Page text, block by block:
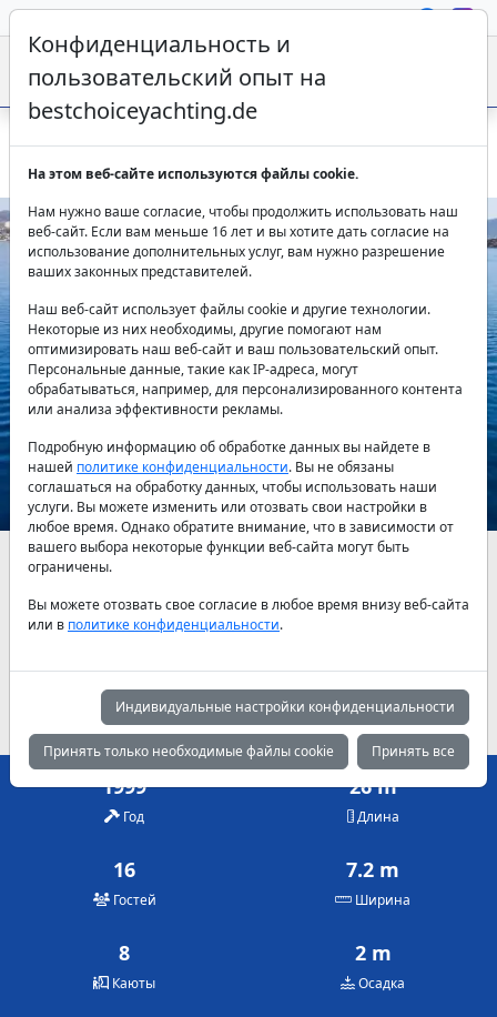
Гулет Halil Aga 1 в Бодруме – аренда с 8 каютами
Previous Next
Наличие и актуальные цены по договоренности
Май
950 €
Июнь
1,300 €
Июль
2,050 € 1,500 € 1,125 €
1999
Год
26 m
Длина
16
Гостей
7.2 m
Ширина
8
Каюты
2 m
Осадка
Конфиденциальность и
пользовательский опыт на
bestchoiceyachting.de
На этом веб-сайте используются файлы cookie.
Нам нужно ваше согласие, чтобы продолжить использовать наш
веб-сайт. Если вам меньше 16 лет и вы хотите дать согласие на
использование дополнительных услуг, вам нужно разрешение
ваших законных представителей.
Наш веб-сайт использует файлы cookie и другие технологии.
Некоторые из них необходимы, другие помогают нам
оптимизировать наш веб-сайт и ваш пользовательский опыт.
Персональные данные, такие как IP-адреса, могут
обрабатываться, например, для персонализированного контента
или анализа эффективности рекламы.
Подробную информацию об обработке данных вы найдете в
нашей политике конфиденциальности. Вы не обязаны
соглашаться на обработку данных, чтобы использовать наши
услуги. Вы можете изменить или отозвать свои настройки в
любое время. Однако обратите внимание, что в зависимости от
вашего выбора некоторые функции веб-сайта могут быть
ограничены.
Вы можете отозвать свое согласие в любое время внизу веб-сайта
или в политике конфиденциальности.
Индивидуальные настройки конфиденциальности
Принять только необходимые файлы cookie Принять все